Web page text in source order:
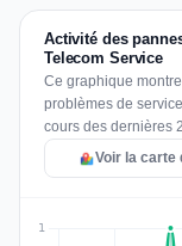
Activité des
Telecom Service
Ce graphique
problèmes de
cours des dernières
Voir la carte